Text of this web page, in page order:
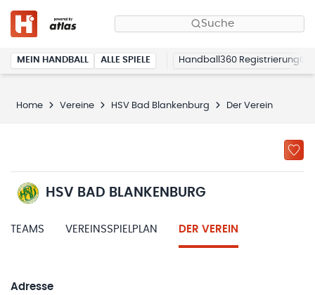
Suche
MEIN HANDBALL ALLE SPIELE Handball360 Registrierung
Home Vereine HSV Bad Blankenburg Der Verein
HSV BAD BLANKENBURG
TEAMS VEREINSSPIELPLAN DER VEREIN
Adresse